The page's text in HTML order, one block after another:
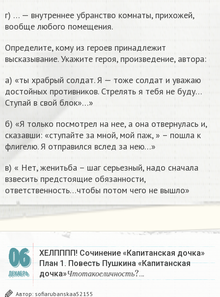
г) … — внутреннее убранство комнаты, прихожей,
вообще любого помещения.
Определите, кому из героев принадлежит
высказывание. Укажите героя, произведение, автора:
а) «ты храбрый солдат. Я — тоже солдат и уважаю
достойных противников. Стрелять я тебя не буду…
Ступай в свой блок»…»
б) «Я только посмотрел на нее, а она отвернулась и,
сказавши: «ступайте за мной, мой паж, » – пошла к
флигелю. Я отправился вслед за нею…»
в) « Нет, женитьба – шаг серьезный, надо сначала
взвесить предстоящие обязанности,
ответственность…чтобы потом чего не вышло»
06
ДЕКАБРЬ
ХЕЛПППП! Сочинение «Капитанская дочка»
План 1. Повесть Пушкина «Капитанская
дочка»
Ч т о т а к о ел и ч н о с т ь
Чтотако еличность?
…
Автор: sofiarubanskaa52155